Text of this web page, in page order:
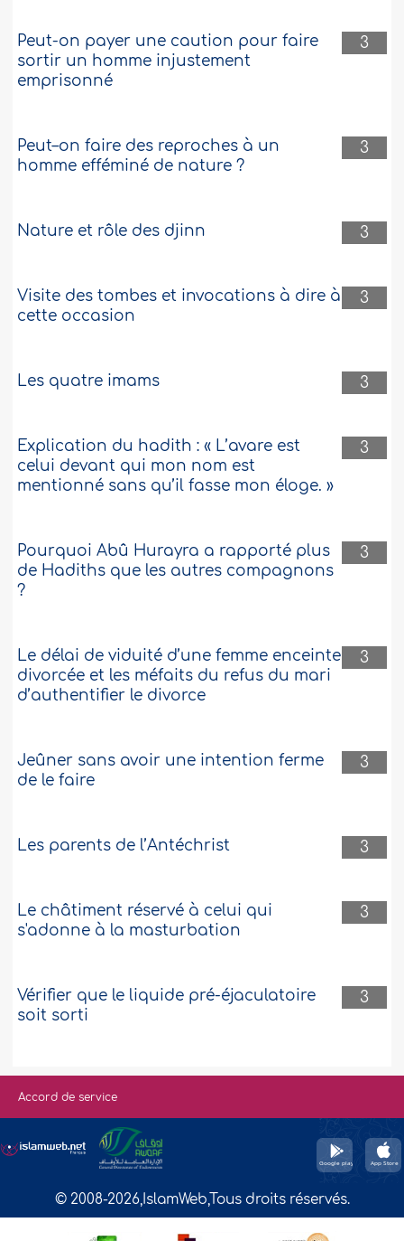
3
Peut-on payer une caution pour faire
sortir un homme injustement
emprisonné
3
Peut–on faire des reproches à un
homme efféminé de nature ?
3
Nature et rôle des djinn
3
Visite des tombes et invocations à dire à
cette occasion
3
Les quatre imams
3
Explication du hadith : « L’avare est
celui devant qui mon nom est
mentionné sans qu’il fasse mon éloge. »
3
Pourquoi Abû Hurayra a rapporté plus
de Hadiths que les autres compagnons
?
3
Le délai de viduité d’une femme enceinte
divorcée et les méfaits du refus du mari
d’authentifier le divorce
3
Jeûner sans avoir une intention ferme
de le faire
3
Les parents de l’Antéchrist
3
Le châtiment réservé à celui qui
s'adonne à la masturbation
3
Vérifier que le liquide pré-éjaculatoire
soit sorti
Accord de service
© 2008-2026,IslamWeb,Tous droits réservés.